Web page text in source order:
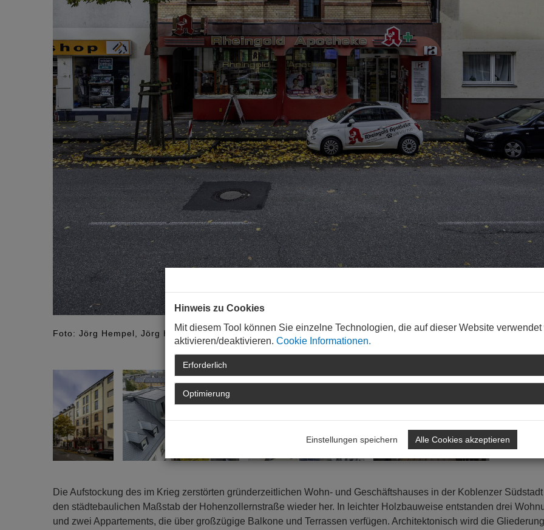
Foto: Jörg Hempel, Jörg Hempel Fotografie, Aachen
+ 4
Die Aufstockung des im Krieg zerstörten gründerzeitlichen Wohn- und Geschäftshauses in der Koblenzer
den städtebaulichen Maßstab der Hohenzollernstraße wieder her. In leichter Holzbauweise entstanden drei
und zwei Appartements, die über großzügige Balkone und Terrassen verfügen. Architektonisch wird die
Hinweis zu Cookies
Mit diesem Tool können Sie einzelne Technologien, die auf dieser Website verwendet
aktivieren/deaktivieren. Cookie Informationen.
Erforderlich
Optimierung
Einstellungen speichern Alle Cookies akzeptieren